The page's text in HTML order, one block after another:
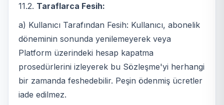
11.2. Taraflarca Fesih:
a) Kullanıcı Tarafından Fesih: Kullanıcı, abonelik
döneminin sonunda yenilemeyerek veya
Platform üzerindeki hesap kapatma
prosedürlerini izleyerek bu Sözleşme'yi herhangi
bir zamanda feshedebilir. Peşin ödenmiş ücretler
iade edilmez.